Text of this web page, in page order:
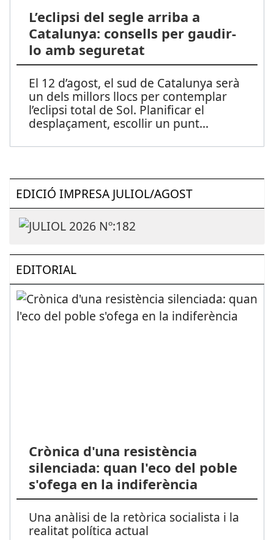
L’eclipsi del segle arriba a
Catalunya: consells per gaudir-
lo amb seguretat
El 12 d’agost, el sud de Catalunya serà
un dels millors llocs per contemplar
l’eclipsi total de Sol. Planificar el
desplaçament, escollir un punt...
EDICIÓ IMPRESA JULIOL/AGOST
EDITORIAL
Crònica d'una resistència
silenciada: quan l'eco del poble
s'ofega en la indiferència
Una anàlisi de la retòrica socialista i la
realitat política actual